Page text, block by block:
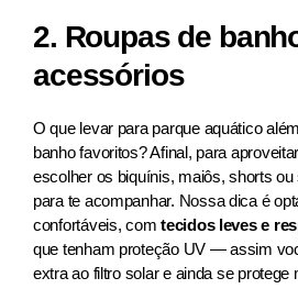
2. Roupas de
acessórios
O que levar para parque aquático
banho favoritos? Afinal, para
escolher os biquínis, maiôs, shorts
para te acompanhar. Nossa dica é
confortáveis, comtecidos leves e
que tenham proteção UV — assim
extra ao filtro solar e ainda se protege